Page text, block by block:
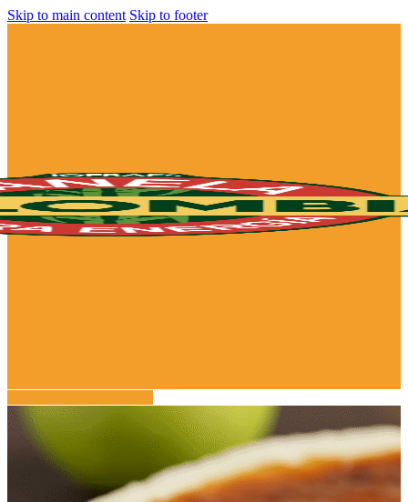
Skip to main content Skip to footer